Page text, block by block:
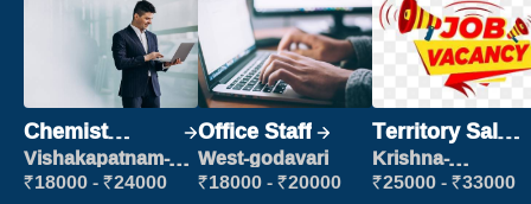
Chemist
Production
Executive
Vishakapatnam-
new
₹18000 - ₹24000
Office Staff
West-godavari
₹18000 - ₹20000
Territory Sales
Manager
Krishna-
vijayawada
₹25000 - ₹33000